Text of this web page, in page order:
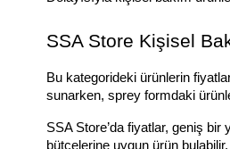
SSA Store Kişisel
Bu kategorideki ürünlerin
sunarken, sprey formdaki
SSA Store’da fiyatlar, geniş
bütçelerine uygun ürün